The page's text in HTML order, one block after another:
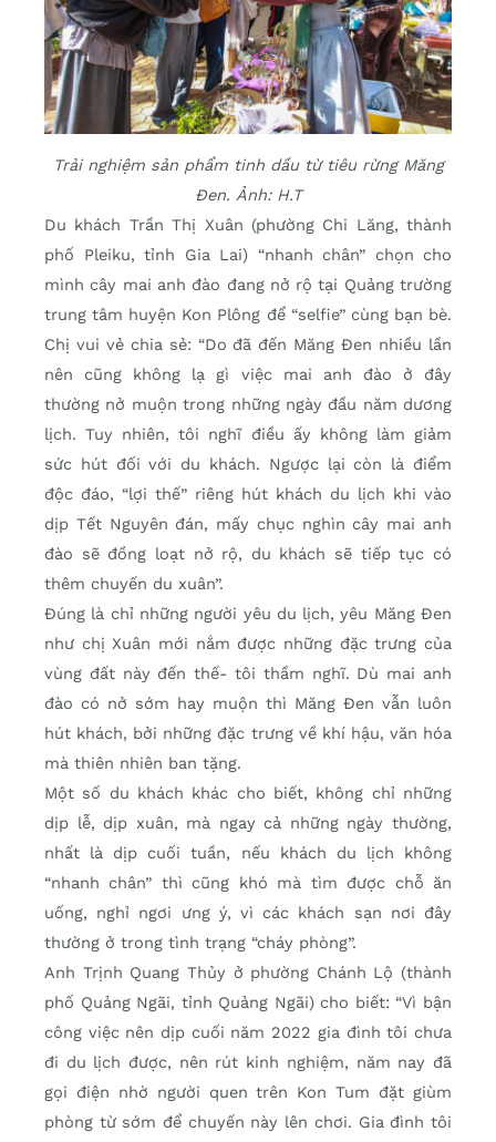
Trải nghiệm sản phẩm tinh dầu từ tiêu rừng Măng
Đen. Ảnh: H.T
Du khách Trần Thị Xuân (phường Chi Lăng, thành
phố Pleiku, tỉnh Gia Lai) “nhanh chân” chọn cho
mình cây mai anh đào đang nở rộ tại Quảng trường
trung tâm huyện Kon Plông để “selfie” cùng bạn bè.
Chị vui vẻ chia sẻ: “Do đã đến Măng Đen nhiều lần
nên cũng không lạ gì việc mai anh đào ở đây
thường nở muộn trong những ngày đầu năm dương
lịch. Tuy nhiên, tôi nghĩ điều ấy không làm giảm
sức hút đối với du khách. Ngược lại còn là điểm
độc đáo, “lợi thế” riêng hút khách du lịch khi vào
dịp Tết Nguyên đán, mấy chục nghìn cây mai anh
đào sẽ đồng loạt nở rộ, du khách sẽ tiếp tục có
thêm chuyến du xuân”.
Đúng là chỉ những người yêu du lịch, yêu Măng Đen
như chị Xuân mới nắm được những đặc trưng của
vùng đất này đến thế- tôi thầm nghĩ. Dù mai anh
đào có nở sớm hay muộn thì Măng Đen vẫn luôn
hút khách, bởi những đặc trưng về khí hậu, văn hóa
mà thiên nhiên ban tặng.
Một số du khách khác cho biết, không chỉ những
dịp lễ, dịp xuân, mà ngay cả những ngày thường,
nhất là dịp cuối tuần, nếu khách du lịch không
“nhanh chân” thì cũng khó mà tìm được chỗ ăn
uống, nghỉ ngơi ưng ý, vì các khách sạn nơi đây
thường ở trong tình trạng “cháy phòng”.
Anh Trịnh Quang Thủy ở phường Chánh Lộ (thành
phố Quảng Ngãi, tỉnh Quảng Ngãi) cho biết: “Vì bận
công việc nên dịp cuối năm 2022 gia đình tôi chưa
đi du lịch được, nên rút kinh nghiệm, năm nay đã
gọi điện nhờ người quen trên Kon Tum đặt giùm
phòng từ sớm để chuyến này lên chơi. Gia đình tôi